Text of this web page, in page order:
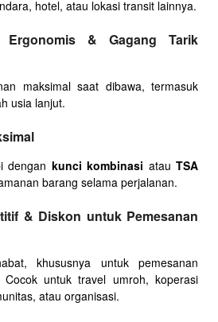
hotel, atau lokasi transit lainnya.
Ergonomis & Gagang Tarik
maksimal saat dibawa, termasuk
usia lanjut.
dengan kunci kombinasi atauTSA
barang selama perjalanan.
& Diskon untuk Pemesanan
khususnya untuk pemesanan
untuk travel umroh, koperasi
atau organisasi.